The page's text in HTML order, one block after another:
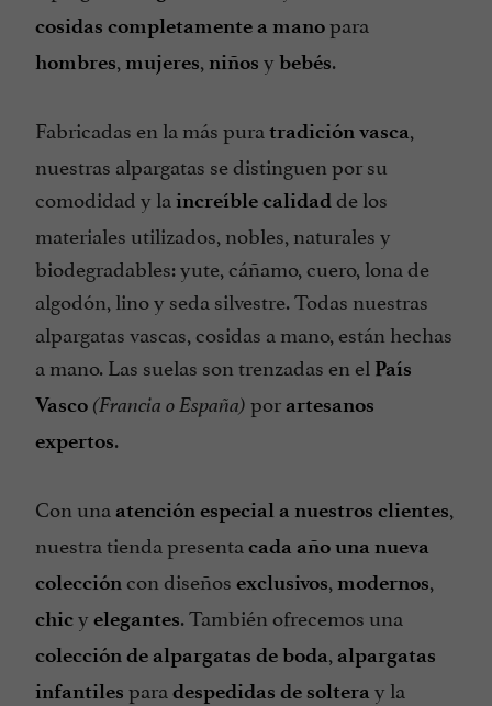
cosidas completamente a manopara
hombres, mujeres, niños y bebés.
Fabricadas en la más pura tradición vasca,
nuestras alpargatas se distinguen por su
comodidad y la increíble calidadde los
materiales utilizados, nobles, naturales y
biodegradables: yute, cáñamo, cuero, lona de
algodón, lino y seda silvestre. Todas nuestras
alpargatas vascas, cosidas a mano, están hechas
a mano. Las suelas son trenzadas en el País
Vasco (Francia o España) por artesanos
expertos.
Con una atención especial a nuestros clientes,
nuestra tienda presenta cada año una nueva
colección con diseños exclusivos, modernos,
chicy elegantes. También ofrecemos una
colección de alpargatas de boda, alpargatas
infantiles para despedidas de soltera y la